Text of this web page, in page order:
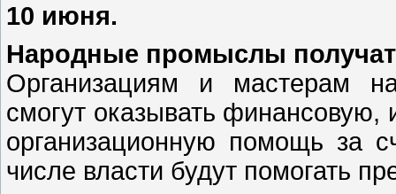
10 июня.
Народные промыслы
Организациям и мастерам
смогут оказывать
организационную помощь за
числе власти будут помогать